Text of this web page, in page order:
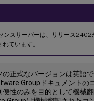
ンスサーバーは、リリース
ています。
の正式なバージョンは英語
Groupドキュメントの
性のみを目的として機械翻